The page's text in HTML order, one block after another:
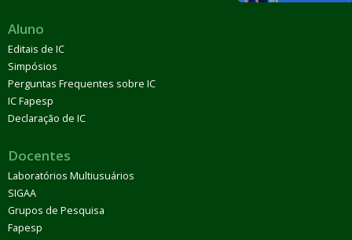
Aluno
Editais de IC
Simpósios
Perguntas Frequentes sobre IC
IC Fapesp
Declaração de IC
Docentes
Laboratórios Multiusuários
SIGAA
Grupos de Pesquisa
Fapesp